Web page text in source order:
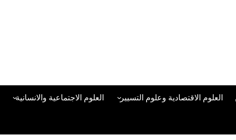
العلوم الاقتصادية وعلوم التسيير
علوم الادارة والموارد البشرية
العلوم الاجتماعية والانسانية